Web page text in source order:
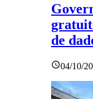
de
04/10/